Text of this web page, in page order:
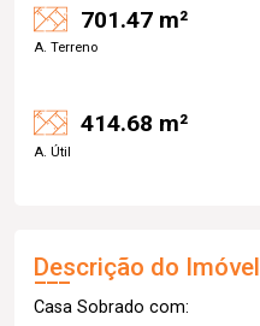
701.47 m²
A. Terreno
414.68 m²
A. Útil
Descrição do Imóvel
Casa Sobrado com: